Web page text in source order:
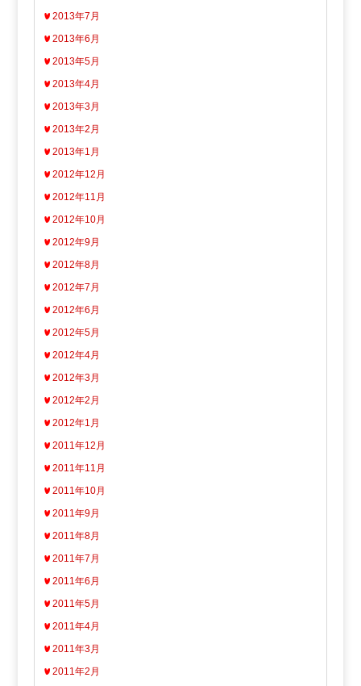
2013年7月
2013年6月
2013年5月
2013年4月
2013年3月
2013年2月
2013年1月
2012年12月
2012年11月
2012年10月
2012年9月
2012年8月
2012年7月
2012年6月
2012年5月
2012年4月
2012年3月
2012年2月
2012年1月
2011年12月
2011年11月
2011年10月
2011年9月
2011年8月
2011年7月
2011年6月
2011年5月
2011年4月
2011年3月
2011年2月